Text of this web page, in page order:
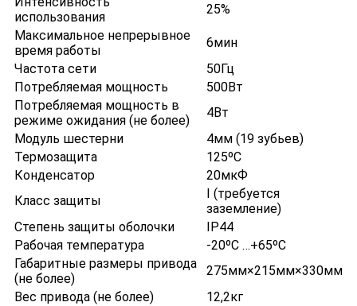
использования
25%
Максимальное непрерывное
время работы
6мин
Частота сети
50Гц
Потребляемая мощность
500Вт
Потребляемая мощность в
режиме ожидания (не более)
4Вт
Модуль шестерни
4мм (19 зубьев)
Термозащита
125ºС
Конденсатор
20мкФ
Класс защиты
I (требуется
заземление)
Степень защиты оболочки
IP44
Рабочая температура
-20ºС …+65ºС
Габаритные размеры привода
(не более)
275мм×215мм×330мм
Вес привода (не более)
12,2кг